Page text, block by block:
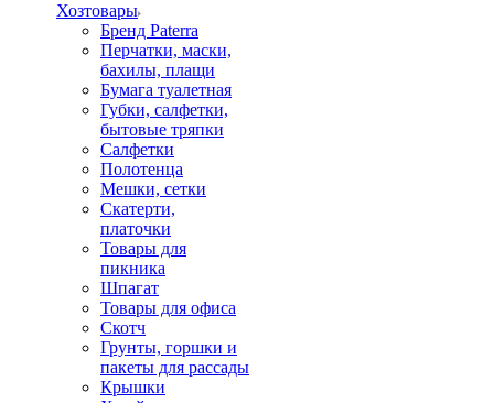
Хозтовары
Бренд Paterra
Перчатки, маски,
бахилы, плащи
Бумага туалетная
Губки, салфетки,
бытовые тряпки
Салфетки
Полотенца
Мешки, сетки
Скатерти,
платочки
Товары для
пикника
Шпагат
Товары для офиса
Скотч
Грунты, горшки и
пакеты для рассады
Крышки